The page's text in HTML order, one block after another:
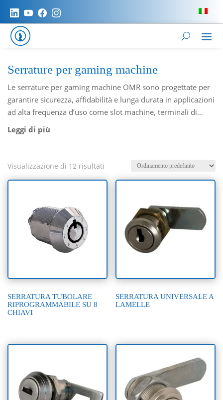
Serrature per gaming machine
Le serrature per gaming machine OMR sono progettate per
garantire sicurezza, affidabilità e lunga durata in applicazioni
ad alta frequenza d’uso come slot machine, terminali di
gioco e apparecchiature da intrattenimento professionale.
Questi sistemi di chiusura industriale si adattano a cassetti,
varietà di diametri foro (da 13 a 20,2 mm), lunghezze e
cromate, nichelate o nere assicurano resistenza all’usura e
integrazione estetica. Ideali per produttori e installatori di
mobili tecnici per il settore gaming.
Visualizzazione di 12 risultati
SERRATURA TUBOLARE
RIPROGRAMMABILE SU 8
CHIAVI
SERRATURA UNIVERSALE A
LAMELLE